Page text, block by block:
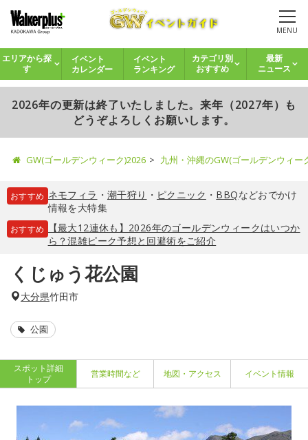
MENU
エリアから探
す
イベント
カレンダー
イベント
ランキング
カテゴリ別
おすすめ
最新
ニュース
2026年の更新は終了いたしました。来年（2027年）も
どうぞよろしくお願いします。
GW(ゴールデンウィーク)2026 九州・沖縄のGW(ゴールデンウィ
おすすめ ネモフィラ ・ 潮干狩り ・ ピクニック ・ BBQなどおでかけ
情報を大特集
おすすめ
【最大12連休も】2026年のゴールデンウィークはいつか
ら？混雑ピーク予想と回避術をご紹介
くじゅう花公園
大分県竹田市
公園
スポット詳細
トップ
営業時間など 地図・アクセス イベント情報